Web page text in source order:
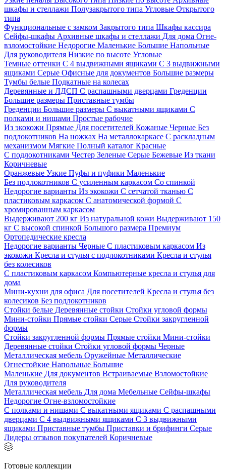
шкафы и стеллажи Полузакрытого типа Угловые Открытого
типа
Функциональные с замком Закрытого типа Шкафы кассира
Сейфы-шкафы Архивные шкафы и стеллажи Для дома Огне-
взломостойкие Недорогие Маленькие Большие Напольные
Для руководителя Низкие по высоте Угловые
Темные оттенки С 4 выдвижными ящиками С 3 выдвижными
ящиками Серые Офисные для документов Большие размеры
Тумбы белые Подкатные на колесах
Деревянные и ЛДСП С распашными дверцами Греденции
Большие размеры Приставные тумбы
Греденции Большие размеры С выкатными ящиками С
полками и нишами Простые рабочие
Из экокожи Прямые Для посетителей Кожаные Черные Без
подлокотников На ножках На металлокаркасе С раскладным
механизмом Мягкие Полный каталог Красные
С подлокотниками Честер Зеленые Серые Бежевые Из ткани
Коричневые
Оранжевые Узкие Пуфы и пуфики Маленькие
Без подлокотников С усиленным каркасом Со спинкой
Недорогие варианты Из экокожи С сетчатой тканью С
пластиковым каркасом С анатомической формой С
хромированным каркасом
Выдерживают 200 кг Из натуральной кожи Выдерживают 150
кг С высокой спинкой Большого размера Премиум
Ортопедические кресла
Недорогие варианты Черные С пластиковым каркасом Из
экокожи Кресла и стулья с подлокотниками Кресла и стулья
без колесиков
С пластиковым каркасом Компьютерные кресла и стулья для
дома
Мини-кухни для офиса Для посетителей Кресла и стулья без
колесиков Без подлокотников
Стойки белые Деревянные стойки Стойки угловой формы
Мини-стойки Прямые стойки Серые Стойки закругленной
формы
Стойки закругленной формы Прямые стойки Мини-стойки
Деревянные стойки Стойки угловой формы Черные
Металлическая мебель Оружейные Металлические
Огнестойкие Напольные Большие
Маленькие Для документов Встраиваемые Взломостойкие
Для руководителя
Металлическая мебель Для дома Мебельные Сейфы-шкафы
Недорогие Огне-взломостойкие
С полками и нишами С выкатными ящиками С распашными
дверцами С 4 выдвижными ящиками С 3 выдвижными
ящиками Приставные тумбы Приставки и брифинги Серые
Лидеры отзывов покупателей Коричневые
Готовые коллекции